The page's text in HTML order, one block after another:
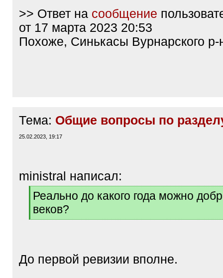
>> Ответ на сообщение
от 17 марта 2023 20:53
Похоже, Синькасы Вурнарского р-
Тема: Общие вопросы по
25.02.2023, 19:17
ministral написал:
[
q
]
Реально до какого года можно
веков?
[
До первой ревизии вполне.